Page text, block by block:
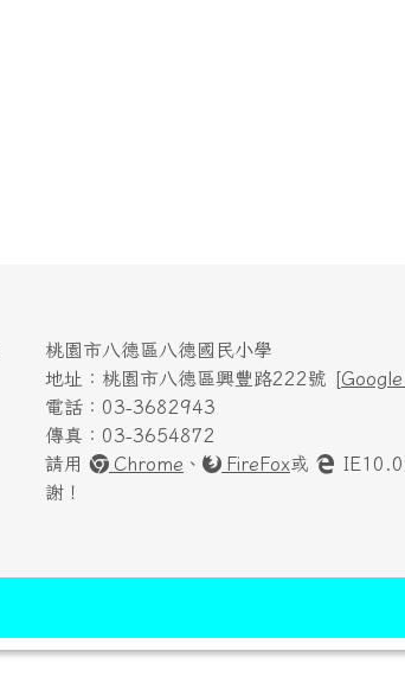
桃園市八德區八德國民小學
地址：桃園市八德區興豐路222號 [
電話：03-3682943
傳真：03-3654872
請用
Chrome 、 FireFox或
IE10.0
謝！